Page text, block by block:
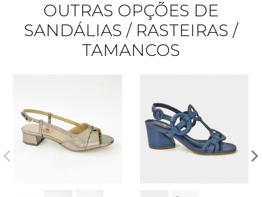
OUTRAS OPÇÕES DE
SANDÁLIAS / RASTEIRAS /
TAMANCOS